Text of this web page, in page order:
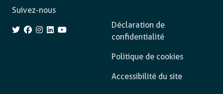
Déclaration de
confidentialité
Politique de cookies
Accessibilité du site
Suivez-nous